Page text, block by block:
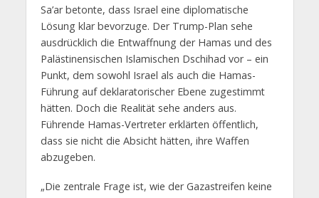
Sa’ar betonte, dass Israel eine diplomatische
Lösung klar bevorzuge. Der Trump-Plan sehe
ausdrücklich die Entwaffnung der Hamas und des
Palästinensischen Islamischen Dschihad vor – ein
Punkt, dem sowohl Israel als auch die Hamas-
Führung auf deklaratorischer Ebene zugestimmt
hätten. Doch die Realität sehe anders aus.
Führende Hamas-Vertreter erklärten öffentlich,
dass sie nicht die Absicht hätten, ihre Waffen
abzugeben.
„Die zentrale Frage ist, wie der Gazastreifen keine